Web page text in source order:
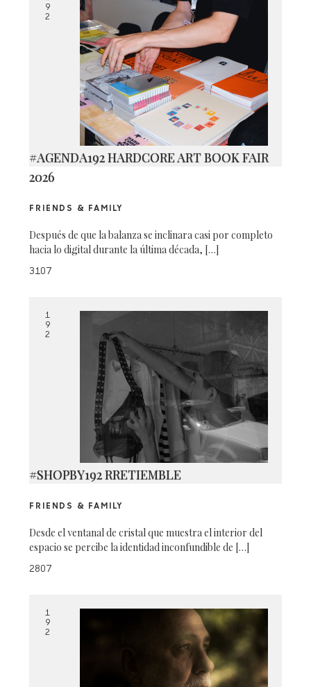
9
2
#AGENDA192 HARDCORE ART BOOK FAIR
2026
FRIENDS & FAMILY
Después de que la balanza se inclinara casi por completo
hacia lo digital durante la última década, […]
3107
1
9
2
#SHOPBY192 RRETIEMBLE
FRIENDS & FAMILY
Desde el ventanal de cristal que muestra el interior del
espacio se percibe la identidad inconfundible de […]
2807
1
9
2